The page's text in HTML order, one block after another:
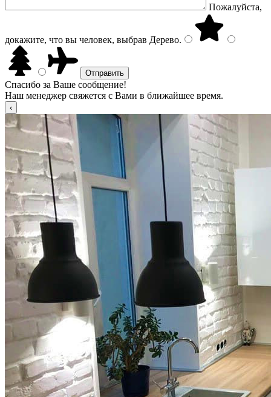
Пожалуйста,
докажите, что вы человек, выбрав Дерево.
Спасибо за Ваше сообщение!
Наш менеджер свяжется с Вами в ближайшее время.